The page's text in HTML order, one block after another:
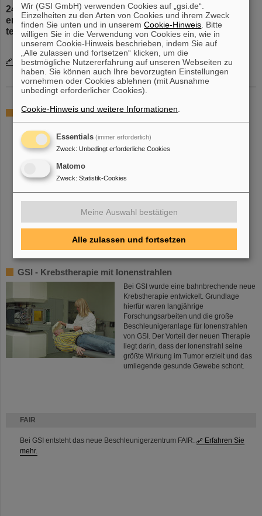
FAIR
Bei GSI entsteht das neue Beschleunigerzentrum FAIR.
Erfahren Sie
mehr.
24.04.2026 | Dr. Tim Wagner und Dr. Enrico Pierobon
erhielten von der COSPAR Scientific Assembly ein
teilweises Reisestipendium
Mehr über Biophysik news
ERC Grants an die Abteilung Biophysik der GSI
GSI - Krebstherapie mit Ionenstrahlen
©
Bei GSI wurde eine bahnbrechende neue
Krebstherapie entwickelt. Grundlage
hierfür waren langjährige
Forschungsarbeiten und die große
Beschleunigeranlage für Ionenstrahlen
von GSI. Der Vorteil der neuen Therapie
liegt darin, dass der Ionenstrahl seine
größte Wirkung im Tumor erzielt und das
umliegende gesunde Gewebe schont.
Wir (GSI GmbH) verwenden Cookies auf „gsi.de“.
Einzelheiten zu den Arten von Cookies und ihrem Zweck
finden Sie unten und in unseremCookie-Hinweis . Bitte
willigen Sie in die Verwendung von Cookies ein, wie in
unserem Cookie-Hinweis beschrieben, indem Sie auf
„Alle zulassen und fortsetzen“ klicken, um die
bestmögliche Nutzererfahrung auf unseren Webseiten zu
haben. Sie können auch Ihre bevorzugten Einstellungen
vornehmen oder Cookies ablehnen (mit Ausnahme
unbedingt erforderlicher Cookies).
Cookie-Hinweis und weitere Informationen
Essentials (immer erforderlich)
Zweck: Unbedingt erforderliche Cookies
Matomo
Zweck: Statistik-Cookies
Meine Auswahl bestätigen
Alle zulassen und fortsetzen